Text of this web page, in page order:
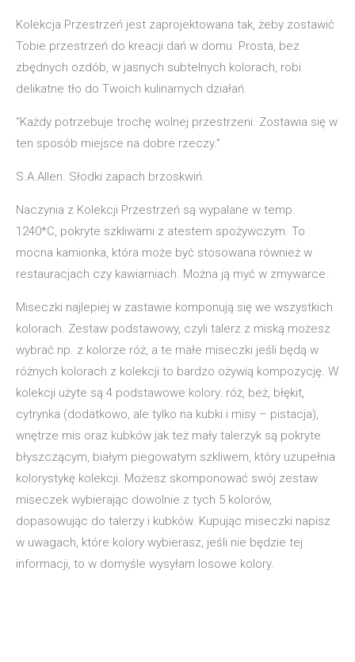
Kolekcja Przestrzeń jest zaprojektowana tak, żeby zostawić
Tobie przestrzeń do kreacji dań w domu. Prosta, bez
zbędnych ozdób, w jasnych subtelnych kolorach, robi
delikatne tło do Twoich kulinarnych działań.
“Każdy potrzebuje trochę wolnej przestrzeni. Zostawia się w
ten sposób miejsce na dobre rzeczy.”
S.A.Allen. Słodki zapach brzoskwiń.
Naczynia z Kolekcji Przestrzeń są wypalane w temp.
1240*C, pokryte szkliwami z atestem spożywczym. To
mocna kamionka, która może być stosowana również w
restauracjach czy kawiarniach. Można ją myć w zmywarce.
Miseczki najlepiej w zastawie komponują się we wszystkich
kolorach. Zestaw podstawowy, czyli talerz z miską możesz
wybrać np. z kolorze róż, a te małe miseczki jeśli będą w
różnych kolorach z kolekcji to bardzo ożywią kompozycję. W
kolekcji użyte są 4 podstawowe kolory: róż, beż, błękit,
cytrynka (dodatkowo, ale tylko na kubki i misy – pistacja),
wnętrze mis oraz kubków jak też mały talerzyk są pokryte
błyszczącym, białym piegowatym szkliwem, który uzupełnia
kolorystykę kolekcji. Możesz skomponować swój zestaw
miseczek wybierając dowolnie z tych 5 kolorów,
dopasowując do talerzy i kubków. Kupując miseczki napisz
w uwagach, które kolory wybierasz, jeśli nie będzie tej
informacji, to w domyśle wysyłam losowe kolory.